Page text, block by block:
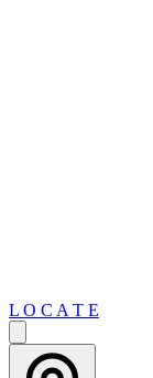
L O C A T E